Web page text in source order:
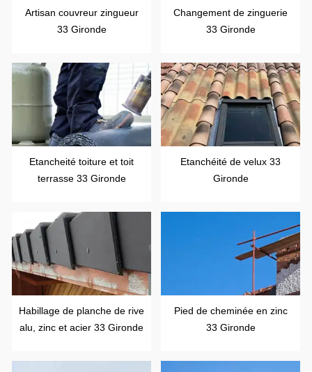
Artisan couvreur zingueur
33 Gironde
Changement de zinguerie
33 Gironde
Etancheité toiture et toit
terrasse 33 Gironde
Etanchéité de velux 33
Gironde
Habillage de planche de rive
alu, zinc et acier 33 Gironde
Pied de cheminée en zinc
33 Gironde